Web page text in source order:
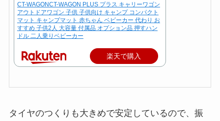
CT-WAGONCT-WAGON PLUS プラス キャリーワゴン
アウトドアワゴン 子供 子供向け キャンプ コンパクト
マット キャンプマット 赤ちゃん ベビーカー 代わり お
すすめ 子供2人 大容量 付属品 オプション品 押すハン
ドル 二人乗りベビーカー
楽天で購入
タイヤのつくりも大きめで安定しているので、振